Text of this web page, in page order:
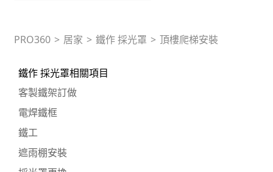
PRO360 > 居家 > 鐵作 採光罩 > 頂樓爬梯安裝
鐵作 採光罩相關項目
客製鐵架訂做
電焊鐵框
鐵工
遮雨棚安裝